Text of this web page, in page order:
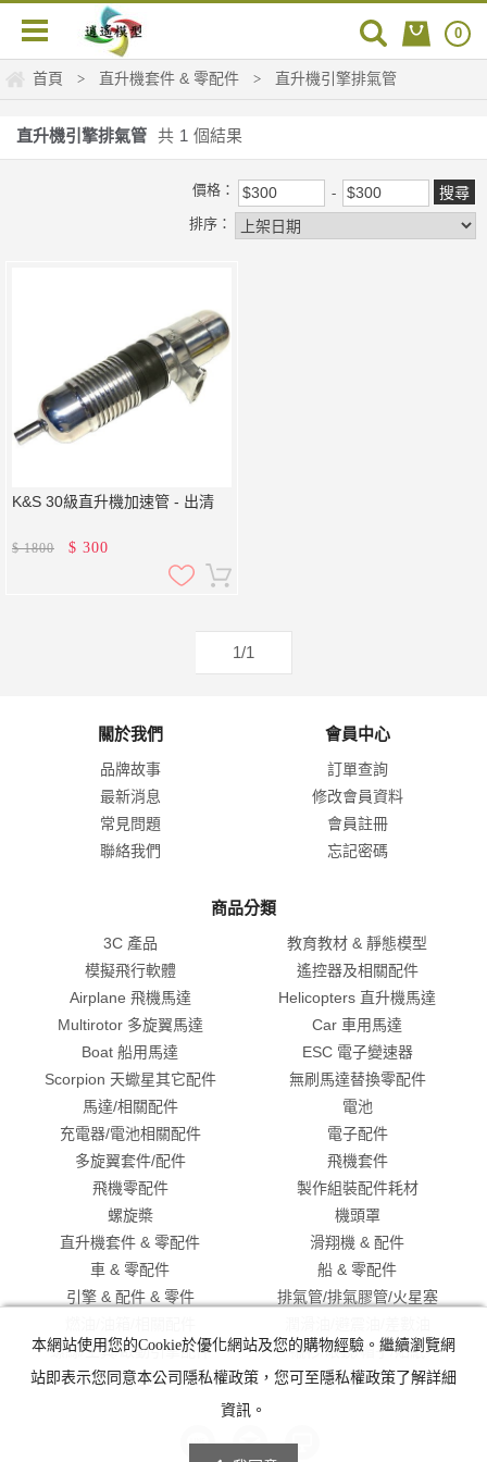
0
首頁 > 直升機套件 & 零配件 > 直升機引擎排氣管
直升機引擎排氣管 共 1 個結果
價格：
排序：
K&S 30級直升機加速管 - 出清
$1800 $ 300
1/1
關於我們
品牌故事
最新消息
常見問題
聯絡我們
會員中心
訂單查詢
修改會員資料
會員註冊
忘記密碼
商品分類
3C 產品
教育教材 & 靜態模型
模擬飛行軟體
遙控器及相關配件
Airplane 飛機馬達
Helicopters 直升機馬達
Multirotor 多旋翼馬達
Car 車用馬達
Boat 船用馬達
ESC 電子變速器
Scorpion 天蠍星其它配件
無刷馬達替換零配件
馬達/相關配件
電池
充電器/電池相關配件
電子配件
多旋翼套件/配件
飛機套件
飛機零配件
製作組裝配件耗材
螺旋槳
機頭罩
直升機套件 & 零配件
滑翔機 & 配件
車 & 零配件
船 & 零配件
引擎 & 配件 & 零件
排氣管/排氣膠管/火星塞
螺絲/工具/啟動引擎配件
襯衫/眼鏡/帽子/貼紙
出清特價
本網站使用您的Cookie於優化網站及您的購物經驗。繼續瀏覽網
站即表示您同意本公司隱私權政策，您可至隱私權政策了解詳細
資訊。